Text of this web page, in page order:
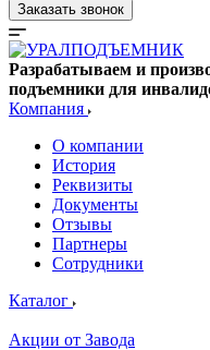
Заказать звонок
Разрабатываем и
подъемники для
Компания
О компании
История
Реквизиты
Документы
Отзывы
Партнеры
Сотрудники
Каталог
Акции от Завода